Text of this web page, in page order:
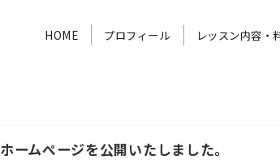
HOME プロフィール レッスン内容・
ホームぺージを公開いたしました。